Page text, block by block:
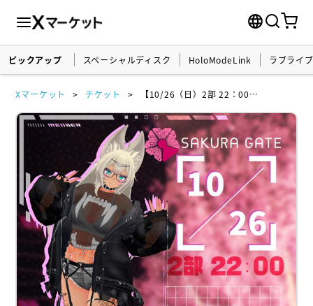
ピックアップ スペーシャルディスク HoloModeLink ラブライ
Xマーケット チケット 【10/26（日）2部 22：00～】SAKURA GATE - 入場チケット【noreturn】